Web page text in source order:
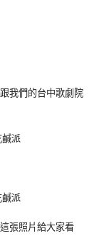
我們的台中歌劇院
張照片給大家看